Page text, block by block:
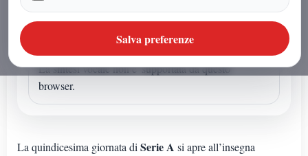
lettura sintetica dal browser.
Sintesi vocale browser
La sintesi vocale non e' supportata da questo
browser.
La quindicesima giornata di Serie A si apre all’insegna
Salva preferenze